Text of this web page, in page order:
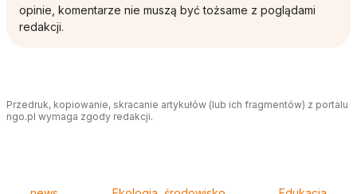
opinie, komentarze nie muszą być tożsame z poglądami
redakcji.
Przedruk, kopiowanie, skracanie artykułów (lub ich fragmentów) z portalu
ngo.pl wymaga zgody redakcji.